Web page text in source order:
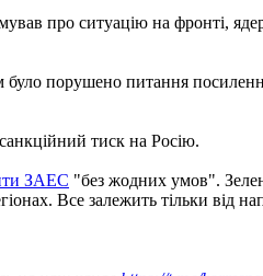
про ситуацію на фронті,
порушено питання
тиск на Росію.
ЗАЕС "без жодних умов".
Все залежить тільки від